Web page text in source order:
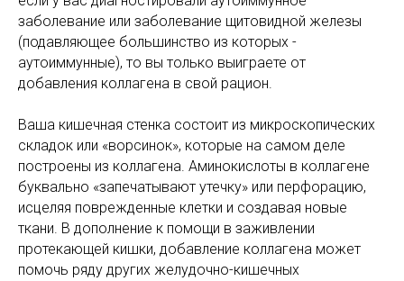
заболевание или заболевание щитовидной железы
(подавляющее большинство из которых -
аутоиммунные), то вы только выиграете от
добавления коллагена в свой рацион.
Ваша кишечная стенка состоит из микроскопических
складок или «ворсинок», которые на самом деле
построены из коллагена. Аминокислоты в коллагене
буквально «запечатывают утечку» или перфорацию,
исцеляя поврежденные клетки и создавая новые
ткани. В дополнение к помощи в заживлении
протекающей кишки, добавление коллагена может
помочь ряду других желудочно-кишечных